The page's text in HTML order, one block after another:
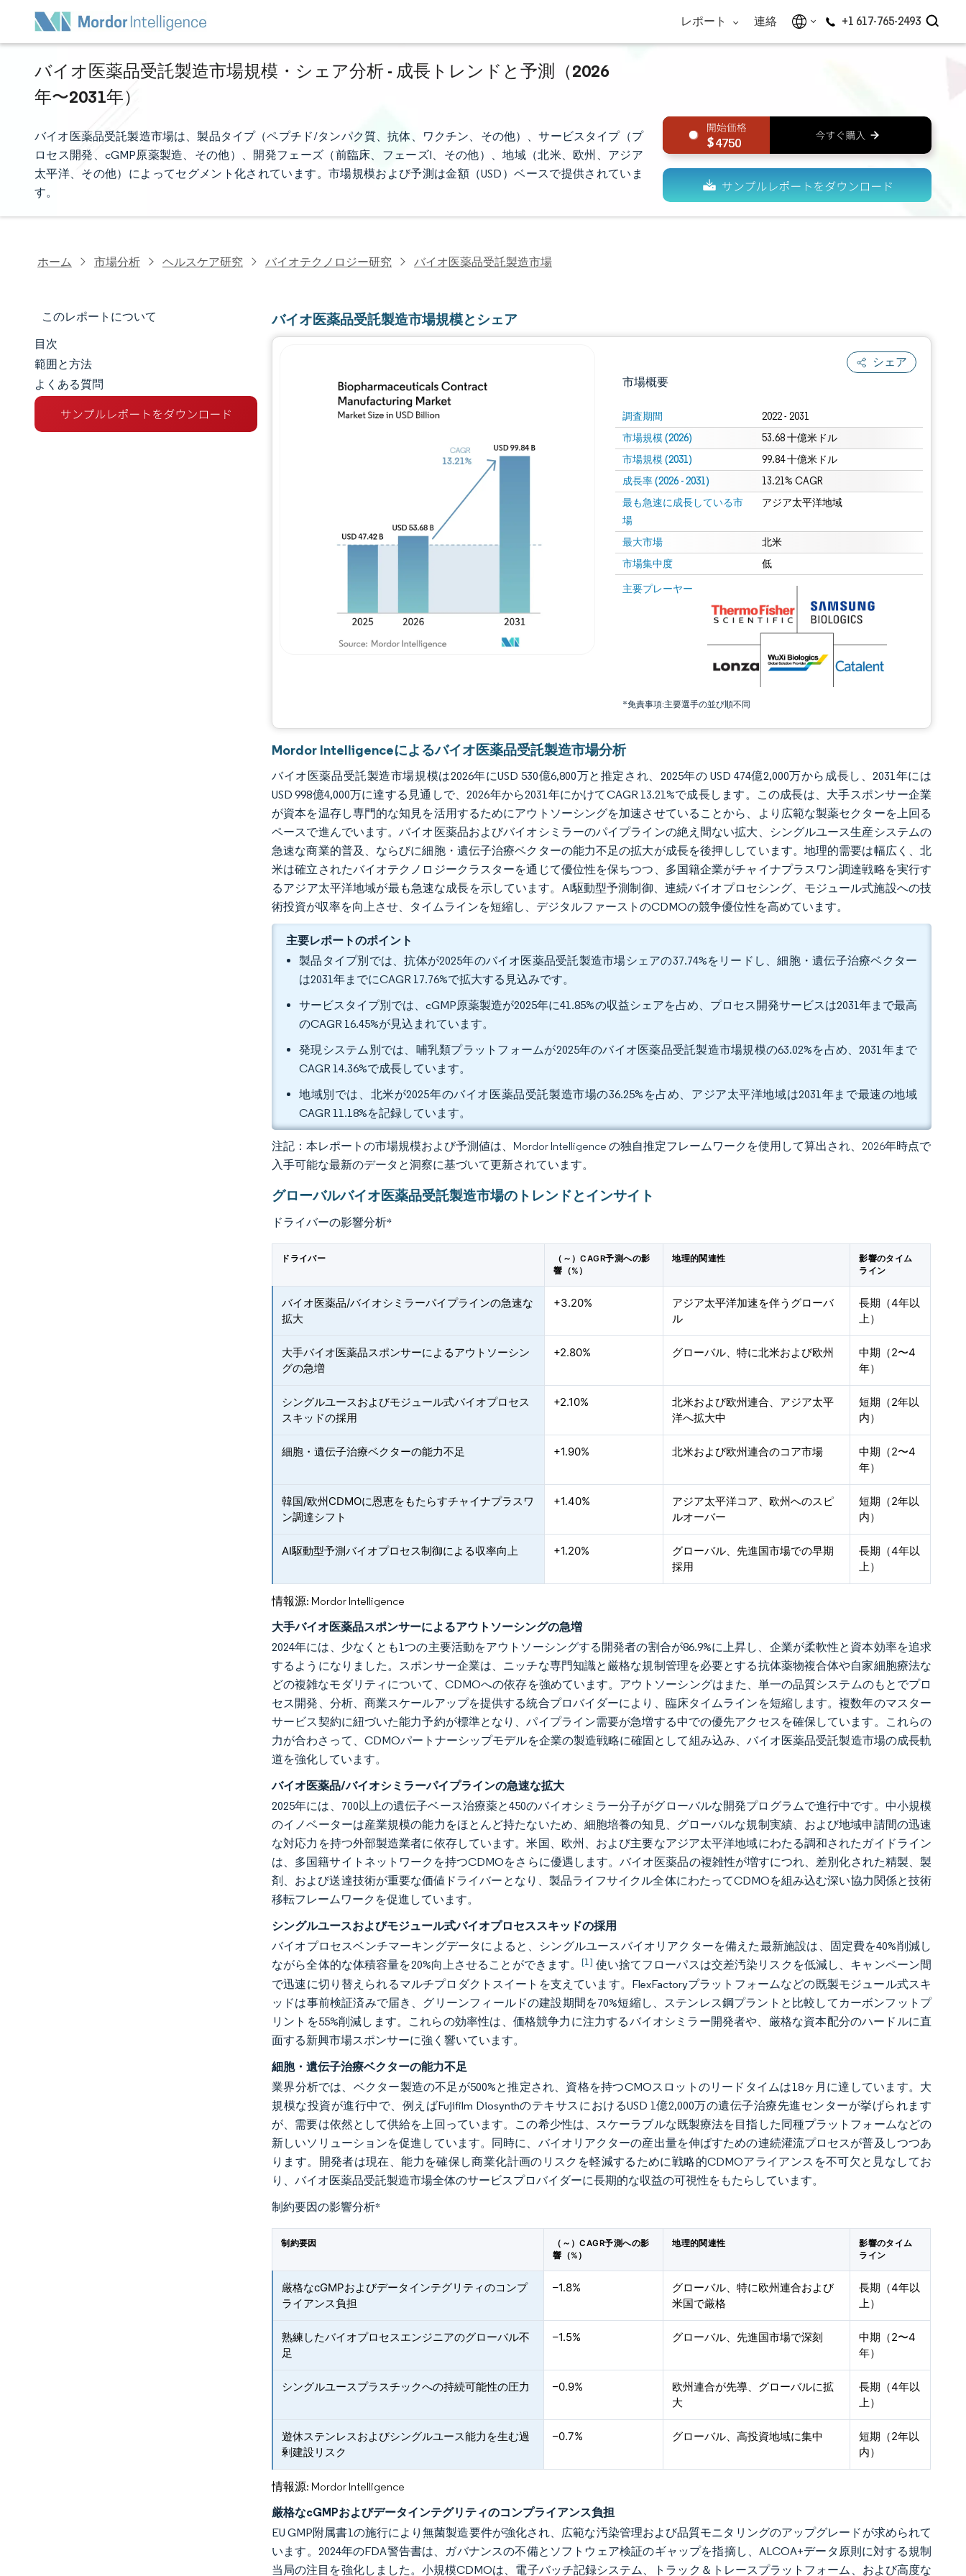
レポート 連絡 +1 617-765-2493
バイオ医薬品受託製造市場規模・シェア分析 - 成長トレンドと予測（2026
年〜2031年）
バイオ医薬品受託製造市場は、製品タイプ（ペプチド/タンパク質、抗体、ワクチン、その他）、サービスタイプ（プ
ロセス開発、cGMP原薬製造、その他）、開発フェーズ（前臨床、フェーズI、その他）、地域（北米、欧州、アジア
太平洋、その他）によってセグメント化されています。市場規模および予測は金額（USD）ベースで提供されていま
す。
4750
ホーム 市場分析 ヘルスケア研究 バイオテクノロジー研究 バイオ医薬品受託製造市場
このレポートについて
市場規模とシェア
市場分析
トレンドとインサイト
目次
範囲と方法
よくある質問
バイオ医薬品受託製造市場規模とシェア
シェア
市場概要
調査期間 2022 - 2031
市場規模 (2026) 53.68 十億米ドル
市場規模 (2031) 99.84 十億米ドル
成長率 (2026 - 2031) 13.21% CAGR
最も急速に成長している市
場
アジア太平洋地域
最大市場 北米
市場集中度 低
主要プレーヤー
*免責事項:主要選手の並び順不同
画像 © Mordor Intelligence。再利用にはCC BY 4.0の表示が必要です。
画像 © Mordor Intelligence。再利用にはCC BY 4.0の表示が必要です。
Mordor Intelligenceによるバイオ医薬品受託製造市場分析
バイオ医薬品受託製造市場規模は2026年にUSD 530億6,800万と推定され、2025年の USD 474億2,000万から成長し、2031年には
USD 998億4,000万に達する見通しで、2026年から2031年にかけてCAGR 13.21%で成長します。この成長は、大手スポンサー企業
が資本を温存し専門的な知見を活用するためにアウトソーシングを加速させていることから、より広範な製薬セクターを上回る
ペースで進んでいます。バイオ医薬品およびバイオシミラーのパイプラインの絶え間ない拡大、シングルユース生産システムの
急速な商業的普及、ならびに細胞・遺伝子治療ベクターの能力不足の拡大が成長を後押ししています。地理的需要は幅広く、北
米は確立されたバイオテクノロジークラスターを通じて優位性を保ちつつ、多国籍企業がチャイナプラスワン調達戦略を実行す
るアジア太平洋地域が最も急速な成長を示しています。AI駆動型予測制御、連続バイオプロセシング、モジュール式施設への技
術投資が収率を向上させ、タイムラインを短縮し、デジタルファーストのCDMOの競争優位性を高めています。
主要レポートのポイント
製品タイプ別では、抗体が2025年のバイオ医薬品受託製造市場シェアの37.74%をリードし、細胞・遺伝子治療ベクター
は2031年までにCAGR 17.76%で拡大する見込みです。
サービスタイプ別では、cGMP原薬製造が2025年に41.85%の収益シェアを占め、プロセス開発サービスは2031年まで最高
のCAGR 16.45%が見込まれています。
発現システム別では、哺乳類プラットフォームが2025年のバイオ医薬品受託製造市場規模の63.02%を占め、2031年まで
CAGR 14.36%で成長しています。
地域別では、北米が2025年のバイオ医薬品受託製造市場の36.25%を占め、アジア太平洋地域は2031年まで最速の地域
CAGR 11.18%を記録しています。
注記：本レポートの市場規模および予測値は、Mordor Intelligence の独自推定フレームワークを使用して算出され、2026年時点で
入手可能な最新のデータと洞察に基づいて更新されています。
グローバルバイオ医薬品受託製造市場のトレンドとインサイト
ドライバーの影響分析*
ドライバー
（～）CAGR予測への影
響（%）
地理的関連性
影響のタイム
ライン
バイオ医薬品/バイオシミラーパイプラインの急速な
拡大
+3.20%
アジア太平洋加速を伴うグローバ
ル
長期（4年以
上）
大手バイオ医薬品スポンサーによるアウトソーシン
グの急増
+2.80% グローバル、特に北米および欧州
中期（2〜4
年）
シングルユースおよびモジュール式バイオプロセス
スキッドの採用
+2.10%
北米および欧州連合、アジア太平
洋へ拡大中
短期（2年以
内）
細胞・遺伝子治療ベクターの能力不足 +1.90% 北米および欧州連合のコア市場
中期（2〜4
年）
韓国/欧州CDMOに恩恵をもたらすチャイナプラスワ
ン調達シフト
+1.40%
アジア太平洋コア、欧州へのスピ
ルオーバー
短期（2年以
内）
AI駆動型予測バイオプロセス制御による収率向上 +1.20%
グローバル、先進国市場での早期
採用
長期（4年以
上）
情報源: Mordor Intelligence
大手バイオ医薬品スポンサーによるアウトソーシングの急増
2024年には、少なくとも1つの主要活動をアウトソーシングする開発者の割合が86.9%に上昇し、企業が柔軟性と資本効率を追求
するようになりました。スポンサー企業は、ニッチな専門知識と厳格な規制管理を必要とする抗体薬物複合体や自家細胞療法な
どの複雑なモダリティについて、CDMOへの依存を強めています。アウトソーシングはまた、単一の品質システムのもとでプロ
セス開発、分析、商業スケールアップを提供する統合プロバイダーにより、臨床タイムラインを短縮します。複数年のマスター
サービス契約に紐づいた能力予約が標準となり、パイプライン需要が急増する中での優先アクセスを確保しています。これらの
力が合わさって、CDMOパートナーシップモデルを企業の製造戦略に確固として組み込み、バイオ医薬品受託製造市場の成長軌
道を強化しています。
バイオ医薬品/バイオシミラーパイプラインの急速な拡大
2025年には、700以上の遺伝子ベース治療薬と450のバイオシミラー分子がグローバルな開発プログラムで進行中です。中小規模
のイノベーターは産業規模の能力をほとんど持たないため、細胞培養の知見、グローバルな規制実績、および地域申請間の迅速
な対応力を持つ外部製造業者に依存しています。米国、欧州、および主要なアジア太平洋地域にわたる調和されたガイドライン
は、多国籍サイトネットワークを持つCDMOをさらに優遇します。バイオ医薬品の複雑性が増すにつれ、差別化された精製、製
剤、および送達技術が重要な価値ドライバーとなり、製品ライフサイクル全体にわたってCDMOを組み込む深い協力関係と技術
移転フレームワークを促進しています。
シングルユースおよびモジュール式バイオプロセススキッドの採用
バイオプロセスベンチマーキングデータによると、シングルユースバイオリアクターを備えた最新施設は、固定費を40%削減し
ながら全体的な体積容量を20%向上させることができます。[1] 使い捨てフローパスは交差汚染リスクを低減し、キャンペーン間
で迅速に切り替えられるマルチプロダクトスイートを支えています。FlexFactoryプラットフォームなどの既製モジュール式スキ
ッドは事前検証済みで届き、グリーンフィールドの建設期間を70%短縮し、ステンレス鋼プラントと比較してカーボンフットプ
リントを55%削減します。これらの効率性は、価格競争力に注力するバイオシミラー開発者や、厳格な資本配分のハードルに直
面する新興市場スポンサーに強く響いています。
細胞・遺伝子治療ベクターの能力不足
業界分析では、ベクター製造の不足が500%と推定され、資格を持つCMOスロットのリードタイムは18ヶ月に達しています。大
規模な投資が進行中で、例えばFujifilm DiosynthのテキサスにおけるUSD 1億2,000万の遺伝子治療先進センターが挙げられます
が、需要は依然として供給を上回っています。この希少性は、スケーラブルな既製療法を目指した同種プラットフォームなどの
新しいソリューションを促進しています。同時に、バイオリアクターの産出量を伸ばすための連続灌流プロセスが普及しつつあ
ります。開発者は現在、能力を確保し商業化計画のリスクを軽減するために戦略的CDMOアライアンスを不可欠と見なしてお
り、バイオ医薬品受託製造市場全体のサービスプロバイダーに長期的な収益の可視性をもたらしています。
制約要因の影響分析*
制約要因
（～）CAGR予測への影
響（%）
地理的関連性
影響のタイム
ライン
厳格なcGMPおよびデータインテグリティのコンプ
ライアンス負担
–1.8%
グローバル、特に欧州連合および
米国で厳格
長期（4年以
上）
熟練したバイオプロセスエンジニアのグローバル不
足
–1.5% グローバル、先進国市場で深刻
中期（2〜4
年）
シングルユースプラスチックへの持続可能性の圧力 –0.9%
欧州連合が先導、グローバルに拡
大
長期（4年以
上）
遊休ステンレスおよびシングルユース能力を生む過
剰建設リスク
–0.7% グローバル、高投資地域に集中
短期（2年以
内）
情報源: Mordor Intelligence
厳格なcGMPおよびデータインテグリティのコンプライアンス負担
EU GMP附属書1の施行により無菌製造要件が強化され、広範な汚染管理および品質モニタリングのアップグレードが求められて
います。2024年のFDA警告書は、ガバナンスの不備とソフトウェア検証のギャップを指摘し、ALCOA+データ原則に対する規制
当局の注目を強化しました。小規模CDMOは、電子バッチ記録システム、トラック＆トレースプラットフォーム、および高度な